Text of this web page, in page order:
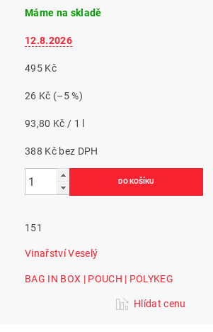
Máme na skladě
12.8.2026
495 Kč
26 Kč (–5 %)
93,80 Kč / 1 l
388 Kč bez DPH
151
Vinařství Veselý
BAG IN BOX | POUCH | POLYKEG
Hlídat cenu